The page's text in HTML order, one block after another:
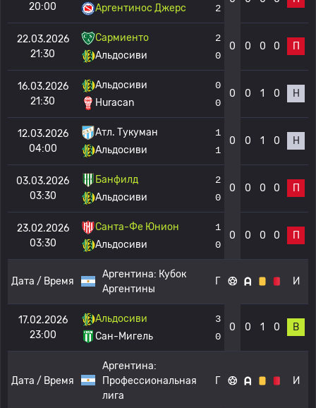
20:00
Аргентинос Джерс
2
22.03.2026
21:30
Сармиенто
Альдосиви
2
0
0 0 0 0 П
16.03.2026
21:30
Альдосиви
Huracan
0
0
0 0 1 0 Н
12.03.2026
04:00
Атл. Тукуман
Альдосиви
1
1
0 0 1 0 Н
03.03.2026
03:30
Банфилд
Альдосиви
2
0
0 0 0 0 П
23.02.2026
03:30
Санта-Фе Юнион
Альдосиви
1
0
0 0 0 0 П
Дата / Время
Аргентина: Кубок
Аргентины
Г И
17.02.2026
23:00
Альдосиви
Сан-Мигель
3
0
0 0 1 0 В
Дата / Время
Аргентина:
Профессиональная
лига
Г И